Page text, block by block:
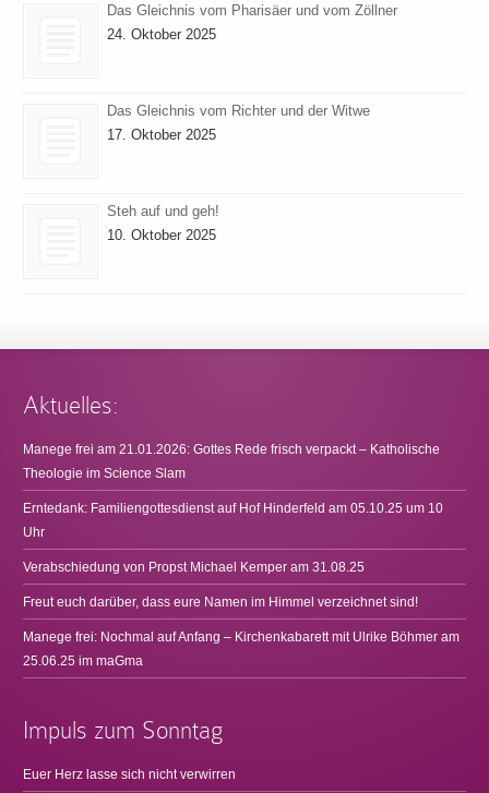
Das Gleichnis vom Pharisäer und vom Zöllner
24. Oktober 2025
Das Gleichnis vom Richter und der Witwe
17. Oktober 2025
Steh auf und geh!
10. Oktober 2025
Aktuelles:
Manege frei am 21.01.2026: Gottes Rede frisch verpackt – Katholische
Theologie im Science Slam
Erntedank: Familiengottesdienst auf Hof Hinderfeld am 05.10.25 um 10
Uhr
Verabschiedung von Propst Michael Kemper am 31.08.25
Freut euch darüber, dass eure Namen im Himmel verzeichnet sind!
Manege frei: Nochmal auf Anfang – Kirchenkabarett mit Ulrike Böhmer am
25.06.25 im maGma
Impuls zum Sonntag
Euer Herz lasse sich nicht verwirren